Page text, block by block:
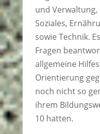
und
Soziales,
sowie Technik.
Fragen
allgemeine
Orientierung
noch nicht so
ihrem
10 hatten.